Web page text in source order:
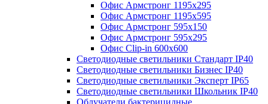
Офис Армстронг 1195x295
Офис Армстронг 1195x595
Офис Армстронг 595x150
Офис Армстронг 595x295
Офис Clip-in 600x600
Светодиодные светильники Стандарт IP40
Светодиодные светильники Бизнес IP40
Светодиодные светильники Эксперт IP65
Светодиодные светильники Школьник IP40
Облучатели бактерицидные